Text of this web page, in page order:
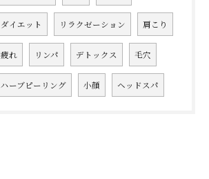
ダイエット リラクゼーション 肩こり
疲れ リンパ デトックス 毛穴
ハーブピーリング 小顔 ヘッドスパ